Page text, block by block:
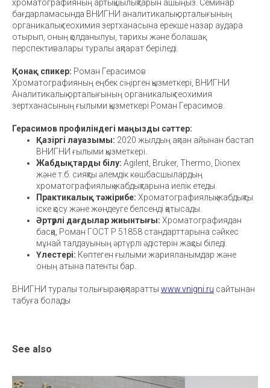
хроматографияның артықшылықтарын ашыңыз. Семинар
бағдарламасында ВНИГНИ аналитикалық орталығының
органикалық геохимия зертханасына ерекше назар аудара
отырып, оның қолданылуы, тарихы және болашақ
перспективалары туралы ақпарат беріледі.
Қонақ спикер: Роман Герасимов
Хроматографияның еңбек сіңірген қызметкері, ВНИГНИ
Аналитикалық орталығының органикалық геохимия
зертханасының ғылыми қызметкері Роман Герасимов.
Герасимов профиліндегі маңызды сәттер:
Қазіргі лауазымы: 2020 жылдың ақпан айынан бастап
ВНИГНИ ғылыми қызметкері.
Жабдықтарды білу: Agilent, Bruker, Thermo, Dionex
және т.б. сияқты әлемдік көшбасшылардың
хроматографиялық жабдықтарына иелік етеды.
Практикалық тәжірибе: Хроматографиялық жабдықты
іске қосу және жөндеуге белсенді қатысады.
Әртүрлі дағдылар жиынтығы: Хроматографиядан
басқа, Роман ГОСТ Р 51858 стандарттарына сәйкес
мұнай талдауының әртүрлі әдістерін жақсы біледі.
Үлестері: Көптеген ғылыми жарияланымдар және
оның атына патенты бар.
ВНИГНИ туралы толығырақ ақпаратты www.vnigni.ru сайтынан
табуға болады
See also